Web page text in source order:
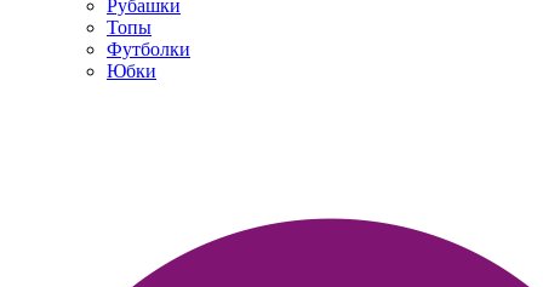
Рубашки
Топы
Футболки
Юбки